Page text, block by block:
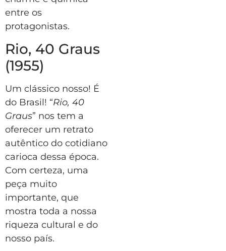
entre os
protagonistas.
Rio, 40 Graus
(1955)
Um clássico nosso! É
do Brasil! “Rio, 40
Graus” nos tem a
oferecer um retrato
autêntico do cotidiano
carioca dessa época.
Com certeza, uma
peça muito
importante, que
mostra toda a nossa
riqueza cultural e do
nosso país.